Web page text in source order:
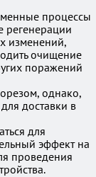
процессы
регенерации
изменений,
очищение
поражений
однако,
доставки в
для
эффект на
проведения